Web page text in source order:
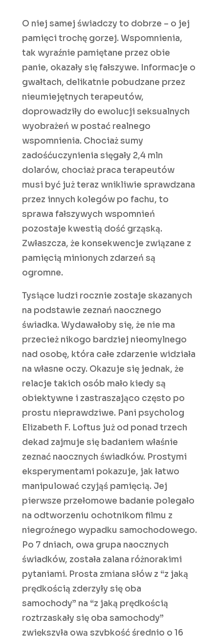
O niej samej świadczy to dobrze – o jej
pamięci trochę gorzej. Wspomnienia,
tak wyraźnie pamiętane przez obie
panie, okazały się fałszywe. Informacje o
gwałtach, delikatnie pobudzane przez
nieumiejętnych terapeutów,
doprowadziły do ewolucji seksualnych
wyobrażeń w postać realnego
wspomnienia. Chociaż sumy
zadośćuczynienia sięgały 2,4 mln
dolarów, chociaż praca terapeutów
musi być już teraz wnikliwie sprawdzana
przez innych kolegów po fachu, to
sprawa fałszywych wspomnień
pozostaje kwestią dość grząską.
Zwłaszcza, że konsekwencje związane z
pamięcią minionych zdarzeń są
ogromne.
Tysiące ludzi rocznie zostaje skazanych
na podstawie zeznań naocznego
świadka. Wydawałoby się, że nie ma
przecież nikogo bardziej nieomylnego
nad osobę, która całe zdarzenie widziała
na własne oczy. Okazuje się jednak, że
relacje takich osób mało kiedy są
obiektywne i zastraszająco często po
prostu nieprawdziwe. Pani psycholog
Elizabeth F. Loftus już od ponad trzech
dekad zajmuje się badaniem właśnie
zeznać naocznych świadków. Prostymi
eksperymentami pokazuje, jak łatwo
manipulować czyjąś pamięcią. Jej
pierwsze przełomowe badanie polegało
na odtworzeniu ochotnikom filmu z
niegroźnego wypadku samochodowego.
Po 7 dniach, owa grupa naocznych
świadków, została zalana różnorakimi
pytaniami. Prosta zmiana słów z “z jaką
prędkością zderzyły się oba
samochody” na “z jaką prędkością
roztrzaskały się oba samochody”
zwiększyła ową szybkość średnio o 16